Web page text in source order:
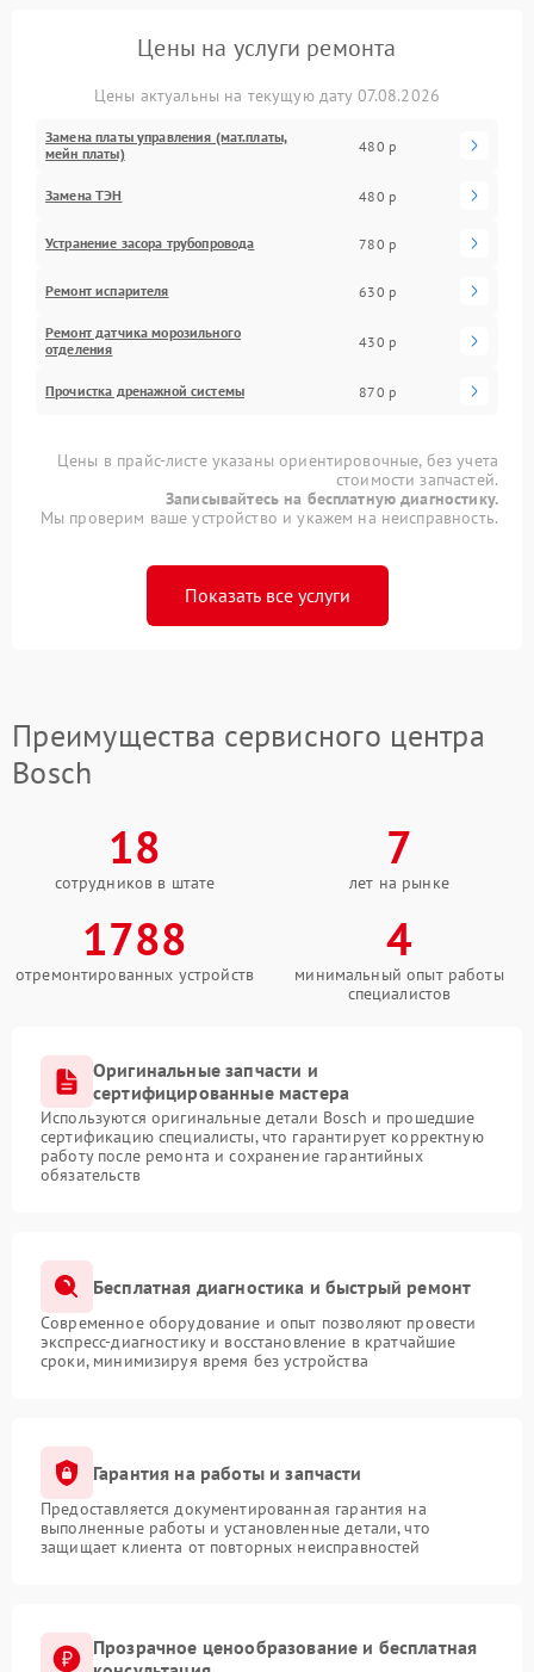
Цены на услуги ремонта
Цены актуальны на текущую дату 07.08.2026
Замена платы управления (мат.платы,
мейн платы)
480 р
Замена ТЭН 480 р
Устранение засора трубопровода 780 р
Ремонт испарителя 630 р
Ремонт датчика морозильного
отделения
430 р
Прочистка дренажной системы 870 р
Цены в прайс-листе указаны ориентировочные, без учета
стоимости запчастей.
Записывайтесь на бесплатную диагностику.
Мы проверим ваше устройство и укажем на неисправность.
Показать все услуги
Преимущества сервисного центра
Bosch
18
сотрудников в штате
7
лет на рынке
1788
отремонтированных устройств
4
минимальный опыт работы
специалистов
Оригинальные запчасти и
сертифицированные мастера
Используются оригинальные детали Bosch и прошедшие
сертификацию специалисты, что гарантирует корректную
работу после ремонта и сохранение гарантийных
обязательств
Бесплатная диагностика и быстрый ремонт
Современное оборудование и опыт позволяют провести
экспресс-диагностику и восстановление в кратчайшие
сроки, минимизируя время без устройства
Гарантия на работы и запчасти
Предоставляется документированная гарантия на
выполненные работы и установленные детали, что
защищает клиента от повторных неисправностей
Прозрачное ценообразование и бесплатная